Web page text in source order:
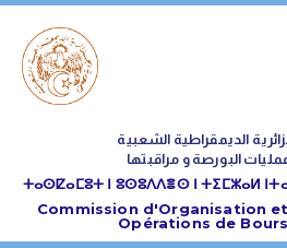
الديمقراطية الشعبية
البورصة و مراقبتها
ⵜⴰⵙⵇⴰⵎⵓⵜ ⵏ ⵓⵙⵓⴷⴷⴻⵙ ⵏ ⵜⵉⵎⵣⴰⵍ
Commission d'Organisation
Opérations de